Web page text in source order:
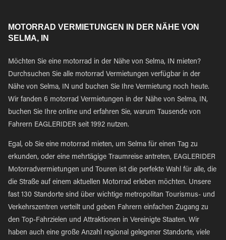
MOTORRAD VERMIETUNGEN IN DER NÄHE VON
SELMA, IN
Möchten Sie eine motorrad in der Nähe von Selma, IN mieten?
Durchsuchen Sie alle motorrad Vermietungen verfügbar in der
Nähe von Selma, IN und buchen Sie Ihre Vermietung noch heute.
Wir fanden 6 motorrad Vermietungen in der Nähe von Selma, IN,
buchen Sie Ihre online und erfahren Sie, warum Tausende von
Fahrern EAGLERIDER seit 1992 nutzen.
Egal, ob Sie eine motorrad mieten, um Selma für einen Tag zu
erkunden, oder eine mehrtägige Traumreise antreten, EAGLERIDER
Motorradvermietungen und Touren ist die perfekte Wahl für alle, die
die Straße auf einem aktuellen Motorrad erleben möchten. Unsere
fast 130 Standorte sind über wichtige metropolitan Tourismus- und
Verkehrszentren verteilt und geben Fahrern einfachen Zugang zu
den Top-Fahrzielen und Attraktionen in Vereinigte Staaten. Wir
haben auch eine große Anzahl regional gelegener Standorte, viele